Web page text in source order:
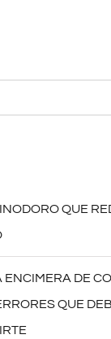
QUE
ENCIMERA DE
QUE